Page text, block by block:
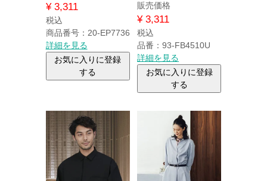
¥ 3,311
税込
商品番号：20-EP7736
詳細を見る
お気に入りに登録
する
販売価格
¥ 3,311
税込
品番：93-FB4510U
詳細を見る
お気に入りに登録
する